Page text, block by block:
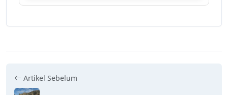
Artikel Sebelum